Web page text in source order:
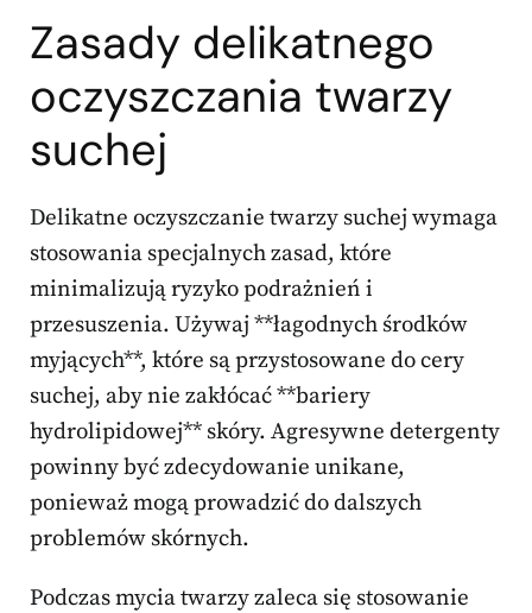
Zasady delikatnego
oczyszczania twarzy
suchej
Delikatne oczyszczanie twarzy suchej wymaga
stosowania specjalnych zasad, które
minimalizują ryzyko podrażnień i
przesuszenia. Używaj **łagodnych środków
myjących**, które są przystosowane do cery
suchej, aby nie zakłócać **bariery
hydrolipidowej** skóry. Agresywne detergenty
powinny być zdecydowanie unikane,
ponieważ mogą prowadzić do dalszych
problemów skórnych.
Podczas mycia twarzy zaleca się stosowanie